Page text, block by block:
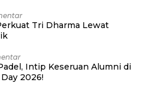
Tri Dharma Lewat
Intip Keseruan Alumni di
2026!